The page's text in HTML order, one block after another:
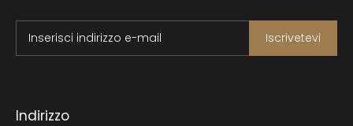
Inserisci indirizzo e-mail Iscrivetevi
Indirizzo